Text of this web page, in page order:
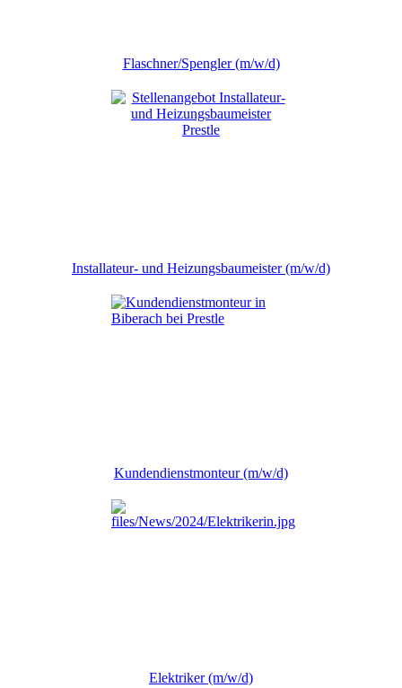
Flaschner/Spengler (m/w/d)
Installateur- und Heizungsbaumeister (m/w/d)
Kundendienstmonteur (m/w/d)
Elektriker (m/w/d)